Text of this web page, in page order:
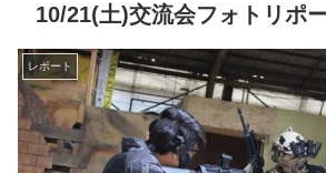
10/21(土)交流会フォトリポ
レポート